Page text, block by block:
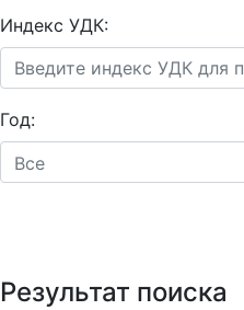
Индекс УДК:
Год:
Все
Результат поиска